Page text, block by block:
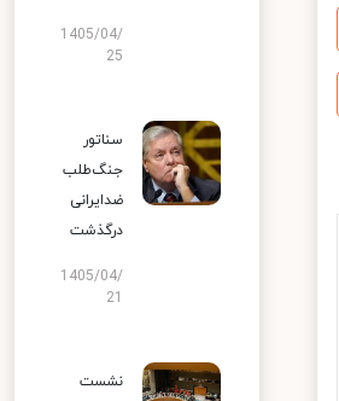
1405/04/
25
سناتور
جنگ‌طلب
ضدایرانی
درگذشت
1405/04/
نشست